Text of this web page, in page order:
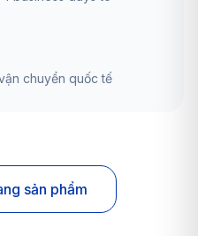
chuyển quốc tế
sản phẩm